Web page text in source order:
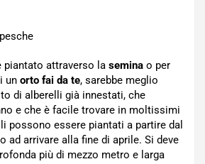
piantato attraverso la semina o per
un orto fai da te, sarebbe meglio
di alberelli già innestati, che
e che è facile trovare in moltissimi
possono essere piantati a partire dal
ad arrivare alla fine di aprile. Si deve
più di mezzo metro e larga